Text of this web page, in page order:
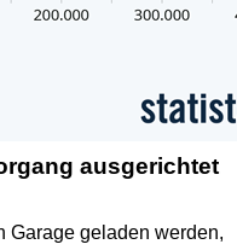
ausgerichtet
Garage geladen werden,